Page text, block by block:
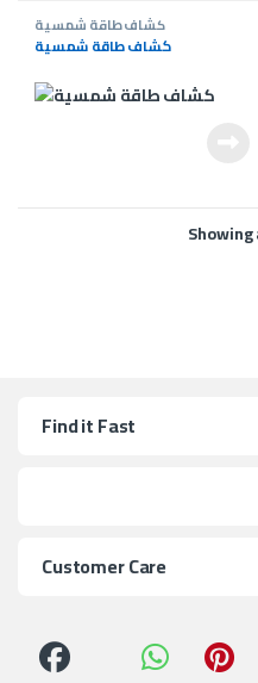
كشاف طاقة شمسية
كشاف طاقة شمسية
Find it Fast
Customer Care